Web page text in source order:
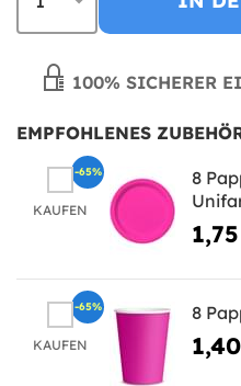
100% SICHERER
EMPFOHLENES
KAUFEN
8
-65%
KAUFEN
8
-65%